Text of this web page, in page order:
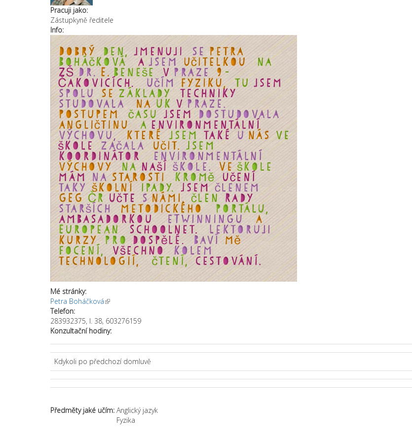
Pracuji jako:
Zástupkyně ředitele
Info:
Mé stránky:
Petra Boháčková(link is external)
Telefon:
283932375, l. 38, 603276159
Konzultační hodiny:
Kdykoli po předchozí domluvě
Předměty jaké učím: Anglický jazyk
Fyzika